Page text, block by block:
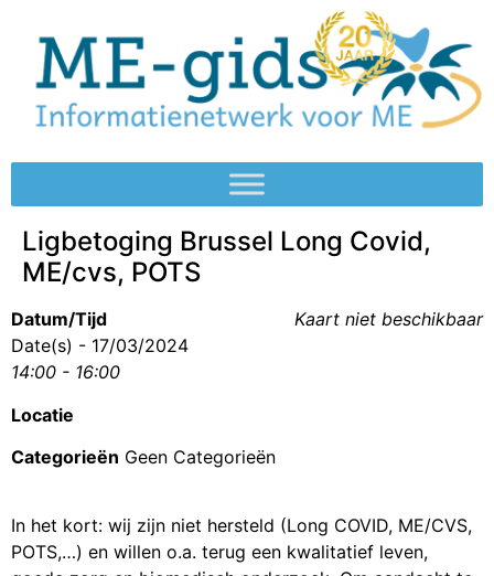
Ligbetoging Brussel Long Covid,
ME/cvs, POTS
Kaart niet beschikbaar
Datum/Tijd
Date(s) - 17/03/2024
14:00 - 16:00
Locatie
Categorieën Geen Categorieën
In het kort: wij zijn niet hersteld (Long COVID, ME/CVS,
POTS,…) en willen o.a. terug een kwalitatief leven,